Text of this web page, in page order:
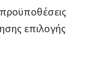
επιλογής